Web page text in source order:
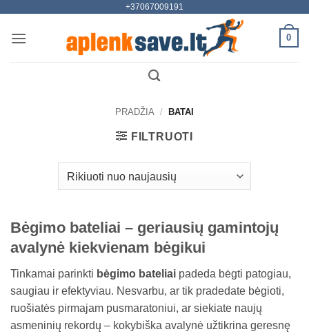
content
+37067009191
0
PRADŽIA / BATAI
FILTRUOTI
Bėgimo bateliai – geriausių gamintojų
avalynė kiekvienam bėgikui
Tinkamai parinkti bėgimo bateliai padeda bėgti patogiau,
saugiau ir efektyviau. Nesvarbu, ar tik pradedate bėgioti,
ruošiatės pirmajam pusmaratoniui, ar siekiate naujų
asmeninių rekordų – kokybiška avalynė užtikrina geresnę